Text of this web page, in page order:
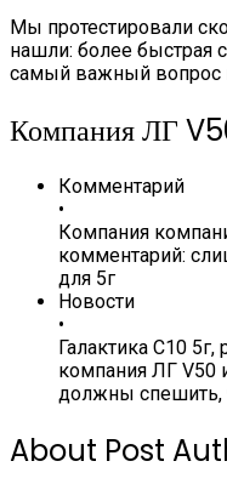
Мы протестировали
нашли: более быстрая
самый важный вопрос
Компания ЛГ
Комментарий
•
Компания
комментарий:
для 5г
Новости
•
Галактика С10
компания ЛГ V50
должны спешить,
About Post